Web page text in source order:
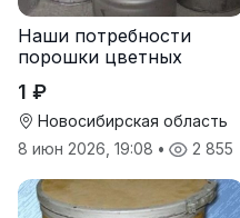
Наши потребности
порошки цветных
1 ₽
Новосибирская область
8 июн 2026, 19:08 • 2 855